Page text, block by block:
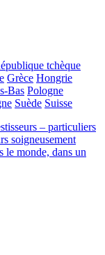
tchèque
Grèce Hongrie
Bas Pologne
Suède Suisse
– particuliers
soigneusement
le monde, dans un